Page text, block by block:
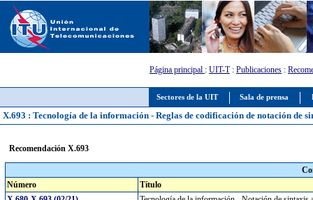
Sectores de la UIT Sala de prensa
Página principal : UIT-T: Publicaciones :
X.693 : Tecnología de la información - Reglas de codificación de notación de
Recomendación X.693
Número
Título